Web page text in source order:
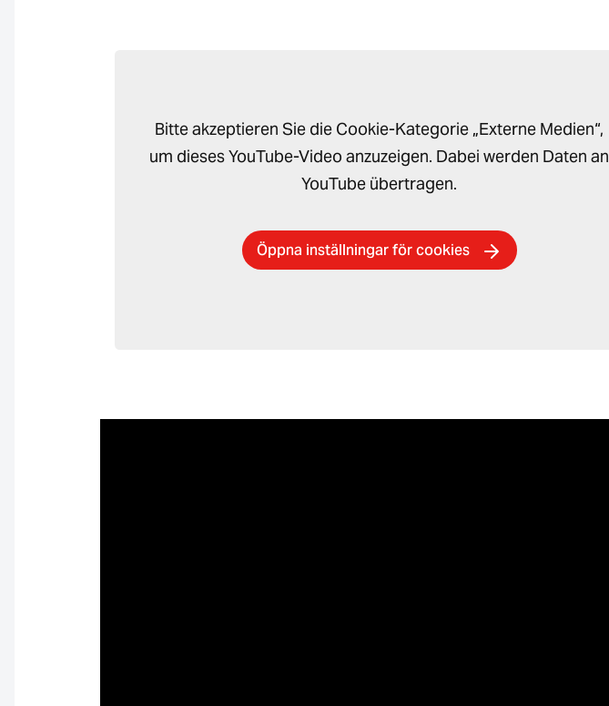
Bitte akzeptieren Sie die Cookie-Kategorie „Externe Medien“,
um dieses YouTube-Video anzuzeigen. Dabei werden Daten an
YouTube übertragen.
Öppna inställningar för cookies